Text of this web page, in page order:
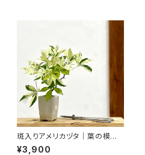
斑入りアメリカヅタ｜葉の模様
を楽しむ盆栽｜高さ約23cm
¥3,900